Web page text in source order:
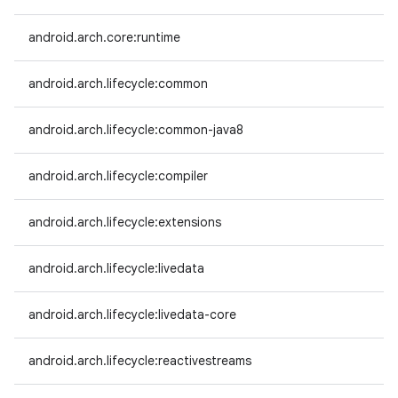
android.arch.core:runtime
android.arch.lifecycle:common
android.arch.lifecycle:common-java8
android.arch.lifecycle:compiler
android.arch.lifecycle:extensions
android.arch.lifecycle:livedata
android.arch.lifecycle:livedata-core
android.arch.lifecycle:reactivestreams